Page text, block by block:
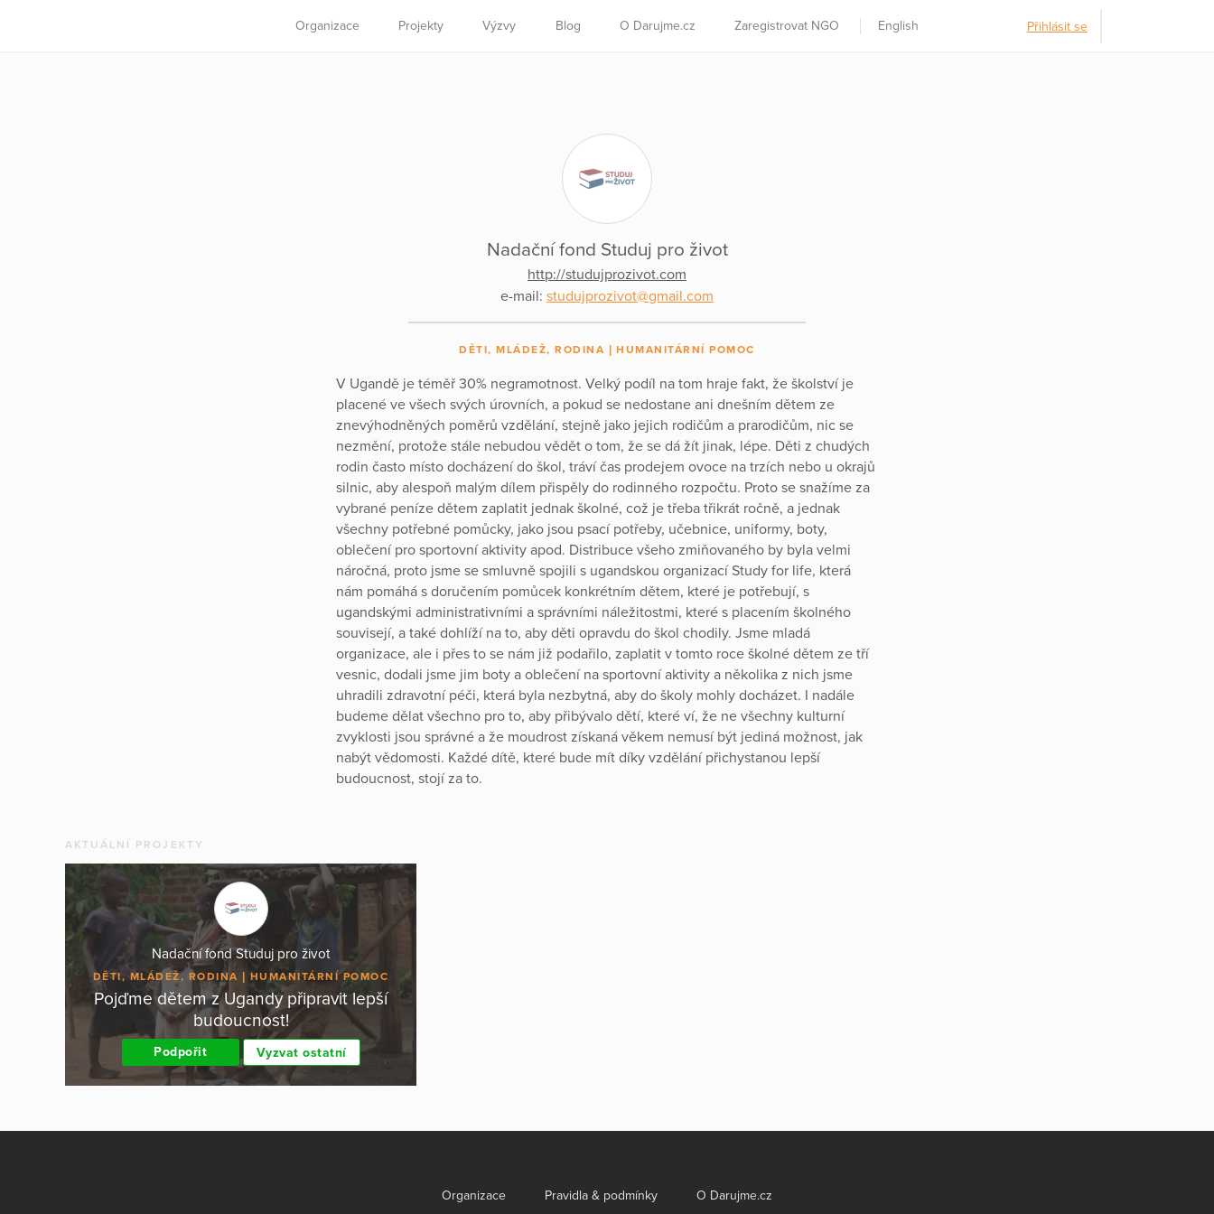
Organizace Projekty Výzvy Blog O Darujme.cz Zaregistrovat NGO English Přihlásit se
Nadační fond Studuj pro život
http://studujprozivot.com
e-mail: studujprozivot@gmail.com
DĚTI, MLÁDEŽ, RODINA HUMANITÁRNÍ POMOC
V Ugandě je téměř 30% negramotnost. Velký podíl na tom hraje fakt, že školství je
placené ve všech svých úrovních, a pokud se nedostane ani dnešním dětem ze
znevýhodněných poměrů vzdělání, stejně jako jejich rodičům a prarodičům, nic se
nezmění, protože stále nebudou vědět o tom, že se dá žít jinak, lépe. Děti z chudých
rodin často místo docházení do škol, tráví čas prodejem ovoce na trzích nebo u okrajů
silnic, aby alespoň malým dílem přispěly do rodinného rozpočtu. Proto se snažíme za
vybrané peníze dětem zaplatit jednak školné, což je třeba třikrát ročně, a jednak
všechny potřebné pomůcky, jako jsou psací potřeby, učebnice, uniformy, boty,
oblečení pro sportovní aktivity apod. Distribuce všeho zmiňovaného by byla velmi
náročná, proto jsme se smluvně spojili s ugandskou organizací Study for life, která
nám pomáhá s doručením pomůcek konkrétním dětem, které je potřebují, s
ugandskými administrativními a správními náležitostmi, které s placením školného
souvisejí, a také dohlíží na to, aby děti opravdu do škol chodily. Jsme mladá
organizace, ale i přes to se nám již podařilo, zaplatit v tomto roce školné dětem ze tří
vesnic, dodali jsme jim boty a oblečení na sportovní aktivity a několika z nich jsme
uhradili zdravotní péči, která byla nezbytná, aby do školy mohly docházet. I nadále
budeme dělat všechno pro to, aby přibývalo dětí, které ví, že ne všechny kulturní
zvyklosti jsou správné a že moudrost získaná věkem nemusí být jediná možnost, jak
nabýt vědomosti. Každé dítě, které bude mít díky vzdělání přichystanou lepší
budoucnost, stojí za to.
AKTUÁLNÍ PROJEKTY
Nadační fond Studuj pro život
DĚTI, MLÁDEŽ, RODINA HUMANITÁRNÍ POMOC
Pojďme dětem z Ugandy připravit lepší
budoucnost!
Podpořit Vyzvat ostatní
Organizace Pravidla & podmínky O Darujme.cz